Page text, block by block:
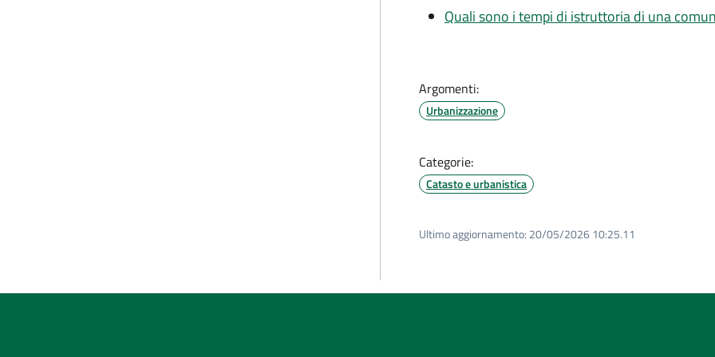
Quali sono i tempi di istruttoria di una
Argomenti:
Urbanizzazione
Categorie:
Catasto e urbanistica
Ultimo aggiornamento: 20/05/2026 10:25.11